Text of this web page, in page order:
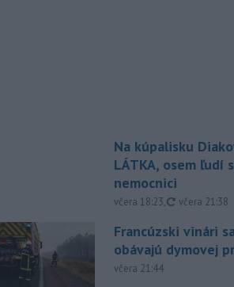
Na kúpalisku
LÁTKA, osem ľudí
nemocnici
včera 18:23, aktualizované
včera 21:38
Francúzski vinári
obávajú dymovej
včera 21:44